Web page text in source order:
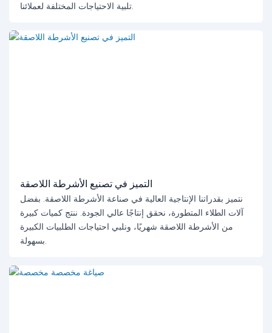
تلبية الاحتياجات المختلفة لعملائنا.
التميز في تصنيع الأشرطة اللاصقة
نتميز بقدراتنا الإنتاجية العالية في صناعة الأشرطة اللاصقة. بفضل
آلات الطلاء المتطورة، نحقق إنتاجًا عالي الجودة. ننتج كميات كبيرة
من الأشرطة اللاصقة شهريًا، ونلبي احتياجات الطلبيات الكبيرة
بسهولة.